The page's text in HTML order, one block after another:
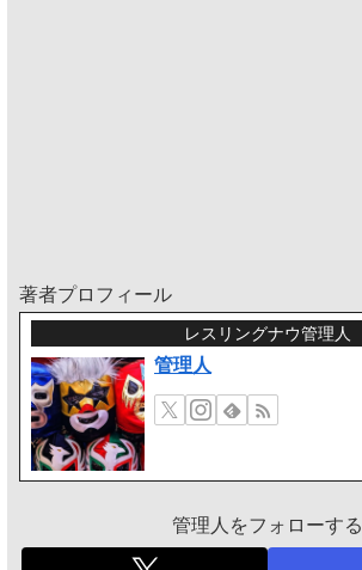
著者プロフィール
レスリングナウ管理人
管理人
管理人をフォローする